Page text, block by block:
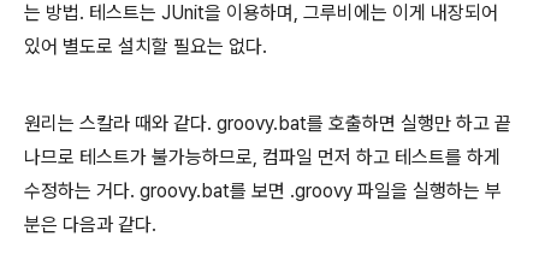
는 방법. 테스트는 JUnit을 이용하며, 그루비에는 이게 내장되어
있어 별도로 설치할 필요는 없다.
원리는 스칼라 때와 같다. groovy.bat를 호출하면 실행만 하고 끝
나므로 테스트가 불가능하므로, 컴파일 먼저 하고 테스트를 하게
수정하는 거다. groovy.bat를 보면 .groovy 파일을 실행하는 부
분은 다음과 같다.